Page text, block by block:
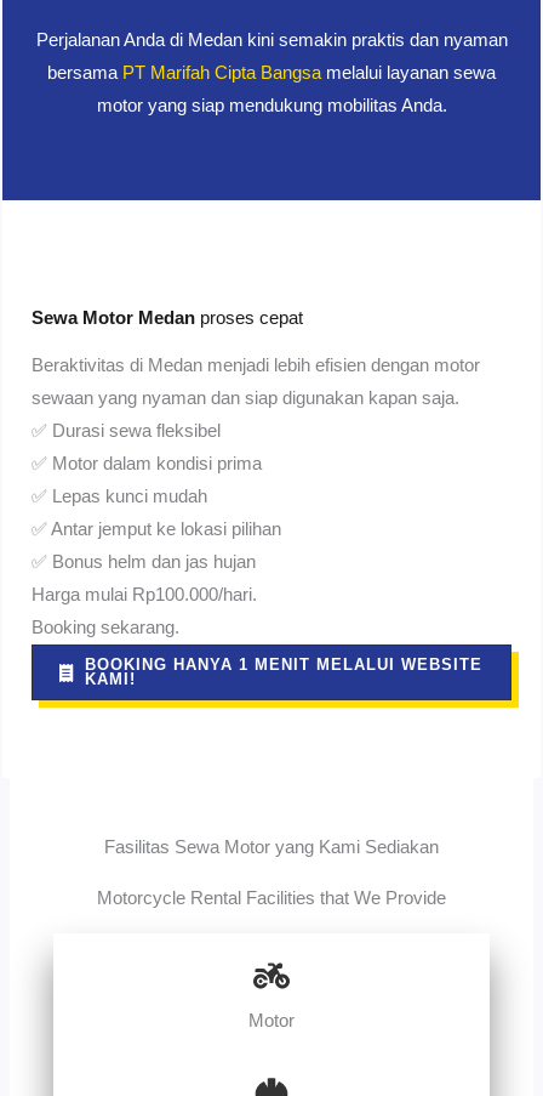
Perjalanan Anda di Medan kini semakin praktis dan nyaman
bersama PT Marifah Cipta Bangsa melalui layanan sewa
motor yang siap mendukung mobilitas Anda.
Sewa Motor Medan proses cepat
Beraktivitas di Medan menjadi lebih efisien dengan motor
sewaan yang nyaman dan siap digunakan kapan saja.
✅ Durasi sewa fleksibel
✅ Motor dalam kondisi prima
✅ Lepas kunci mudah
✅ Antar jemput ke lokasi pilihan
✅ Bonus helm dan jas hujan
Harga mulai Rp100.000/hari.
Booking sekarang.
BOOKING HANYA 1 MENIT MELALUI WEBSITE
KAMI!
Fasilitas Sewa Motor yang Kami Sediakan
Motorcycle Rental Facilities that We Provide
Motor